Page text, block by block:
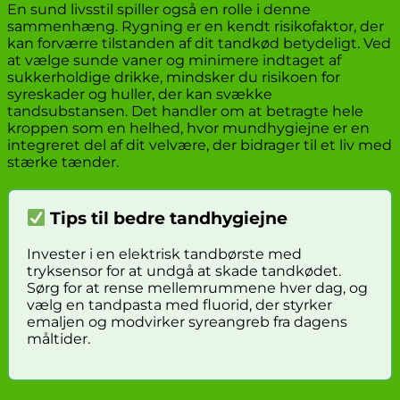
En sund livsstil spiller også en rolle i denne
sammenhæng. Rygning er en kendt risikofaktor, der
kan forværre tilstanden af dit tandkød betydeligt. Ved
at vælge sunde vaner og minimere indtaget af
sukkerholdige drikke, mindsker du risikoen for
syreskader og huller, der kan svække
tandsubstansen. Det handler om at betragte hele
kroppen som en helhed, hvor mundhygiejne er en
integreret del af dit velvære, der bidrager til et liv med
stærke tænder.
Tips til bedre tandhygiejne
Invester i en elektrisk tandbørste med
tryksensor for at undgå at skade tandkødet.
Sørg for at rense mellemrummene hver dag, og
vælg en tandpasta med fluorid, der styrker
emaljen og modvirker syreangreb fra dagens
måltider.